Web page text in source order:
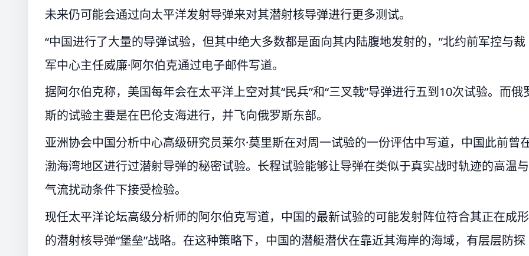
未来仍可能会通过向太平洋发射导弹来对其潜射核导弹进行更多测试。
“中国进行了大量的导弹试验，但其中绝大多数都是面向其内陆腹地发射的，”北约前军控与裁
军中心主任威廉·阿尔伯克通过电子邮件写道。
据阿尔伯克称，美国每年会在太平洋上空对其“民兵”和“三叉戟”导弹进行五到10次试验。而俄
斯的试验主要是在巴伦支海进行，并飞向俄罗斯东部。
亚洲协会中国分析中心高级研究员莱尔·莫里斯在对周一试验的一份评估中写道，中国此前曾
渤海湾地区进行过潜射导弹的秘密试验。长程试验能够让导弹在类似于真实战时轨迹的高温与
气流扰动条件下接受检验。
现任太平洋论坛高级分析师的阿尔伯克写道，中国的最新试验的可能发射阵位符合其正在成形
的潜射核导弹“堡垒”战略。在这种策略下，中国的潜艇潜伏在靠近其海岸的海域，有层层防探